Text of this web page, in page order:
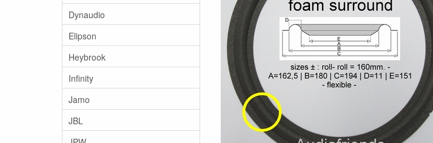
Dynaudio
Elipson
Heybrook
Infinity
Jamo
JBL